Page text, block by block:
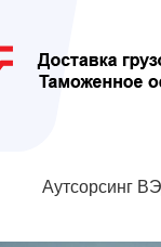
Аутсорсинг